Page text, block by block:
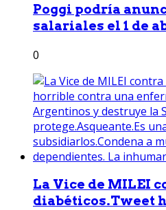
Poggi podría
salariales el 1 de
0
La Vice de MILEI
diabéticos.Tweet